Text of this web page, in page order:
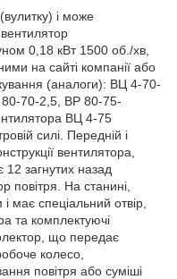
і може
0,18 кВт 1500 об./хв,
на сайті компанії або
(аналоги): ВЦ 4-70-
70-2,5, ВР 80-75-
ВЦ 4-75
силі. Передній і
вентилятора,
загнутих назад
повітря. На станині,
має спеціальний отвір,
та комплектуючі
що передає
колесо,
повітря або суміші